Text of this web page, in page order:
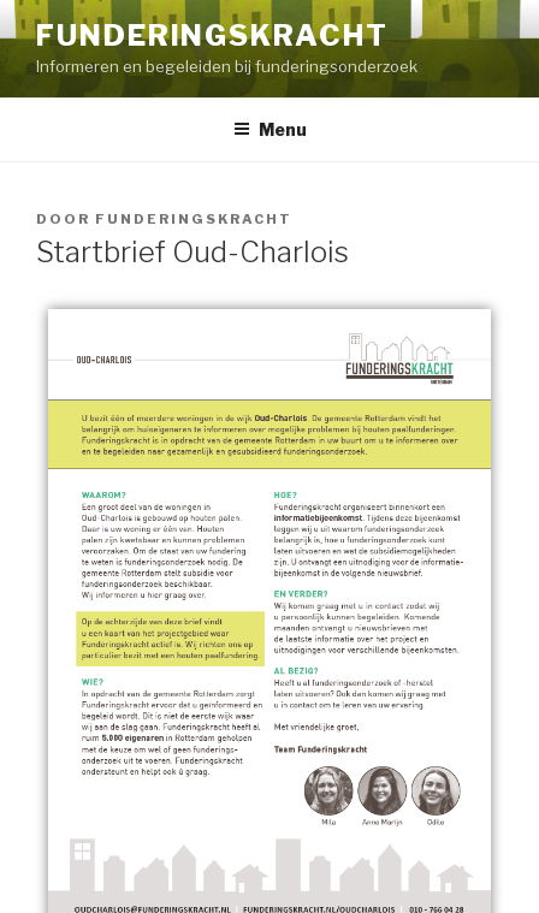
FUNDERINGSKRACHT
Informeren en begeleiden bij funderingsonderzoek
Menu
DOOR FUNDERINGSKRACHT
Startbrief Oud-Charlois